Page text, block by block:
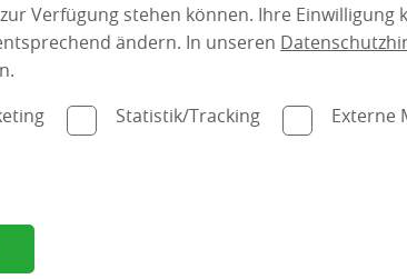
Verfügung stehen können. Ihre
ändern. In unseren
Statistik/Tracking Externe